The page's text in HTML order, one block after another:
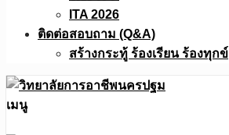
ITA 2026
ติดต่อสอบถาม (Q&A)
สร้างกระทู้ ร้องเรียน ร้องทุกข์
เมนู